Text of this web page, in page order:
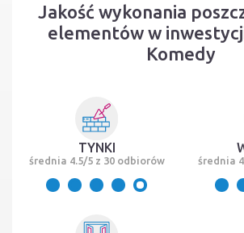
Jakość wykonania
elementów w
Komedy
TYNKI
średnia 4.5/5 z 30 odbiorów średnia